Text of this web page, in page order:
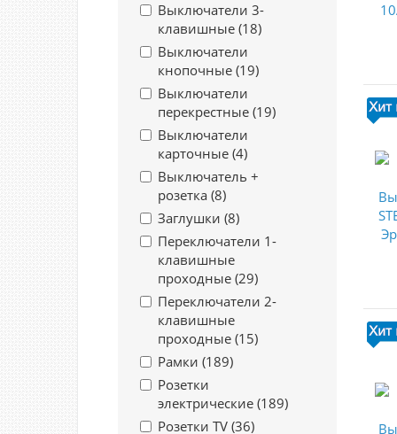
Выключатели 3-
клавишные (18)
Выключатели
кнопочные (19)
Выключатели
перекрестные (19)
Выключатели
карточные (4)
Выключатель +
розетка (8)
Заглушки (8)
Переключатели 1-
клавишные
проходные (29)
Переключатели 2-
клавишные
проходные (15)
Рамки (189)
Розетки
электрические (189)
Розетки TV (36)